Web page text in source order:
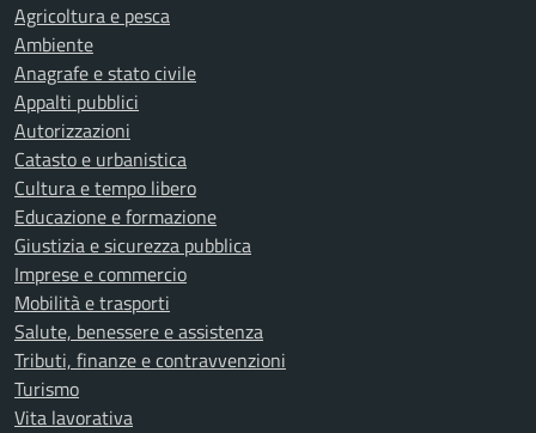
Agricoltura e pesca
Ambiente
Anagrafe e stato civile
Appalti pubblici
Autorizzazioni
Catasto e urbanistica
Cultura e tempo libero
Educazione e formazione
Giustizia e sicurezza pubblica
Imprese e commercio
Mobilità e trasporti
Salute, benessere e assistenza
Tributi, finanze e contravvenzioni
Turismo
Vita lavorativa